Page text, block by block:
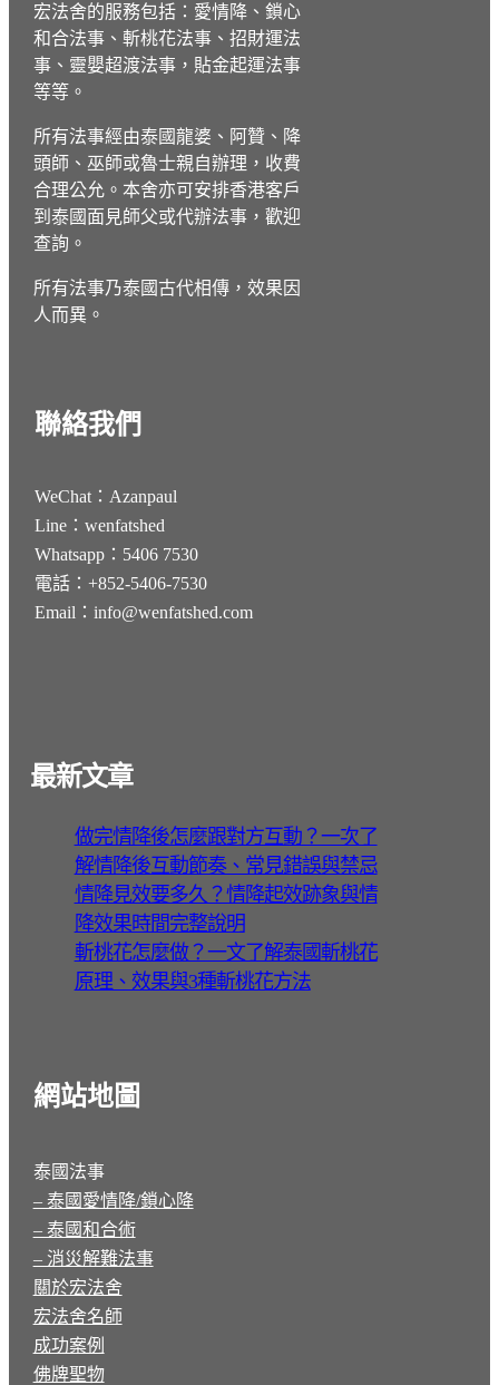
宏法舍的服務包括：愛情降、鎖心
和合法事、斬桃花法事、招財運法
事、靈嬰超渡法事，貼金起運法事
等等。
所有法事經由泰國龍婆、阿贊、降
頭師、巫師或魯士親自辦理，收費
合理公允。 本舍亦可安排香港客戶
到泰國面見師父或代辦法事，歡迎
查詢。
所有法事乃泰國古代相傳，效果因
人而異。
聯絡我們
WeChat：Azanpaul
Line：wenfatshed
Whatsapp：5406 7530
電話：+852-5406-7530
Email：info@wenfatshed.com
最新文章
做完情降後怎麼跟對方互動？一次了
解情降後互動節奏、常見錯誤與禁忌
情降見效要多久？情降起效跡象與情
降效果時間完整說明
斬桃花怎麼做？一文了解泰國斬桃花
原理、效果與3種斬桃花方法
網站地圖
泰國法事
– 泰國愛情降/鎖心降
– 泰國和合術
– 消災解難法事
關於宏法舍
宏法舍名師
成功案例
佛牌聖物